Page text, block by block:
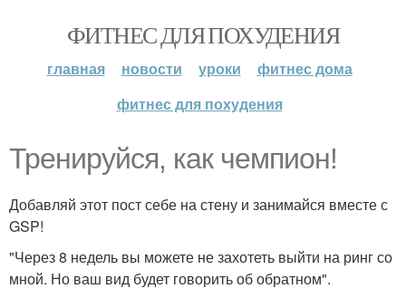
ФИТНЕС ДЛЯ ПОХУДЕНИЯ
главная новости уроки
фитнес дома
фитнес для похудения
Тренируйся, как чемпион!
Добавляй этот пост себе на стену и занимайся вместе с
GSP!
"Через 8 недель вы можете не захотеть выйти на ринг со
мной. Но ваш вид будет говорить об обратном".